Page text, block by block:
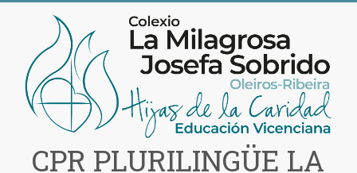
contenido
CPR PLURILINGÜE LA